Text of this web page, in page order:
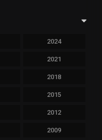
2024
2021
2018
2015
2012
2009